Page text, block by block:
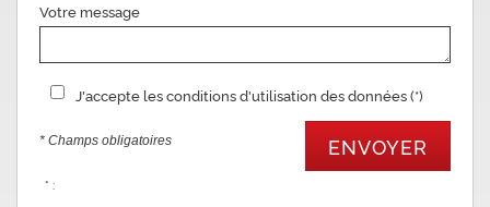
Votre message
J'accepte les conditions d'utilisation des données (*)
* Champs obligatoires ENVOYER
* :